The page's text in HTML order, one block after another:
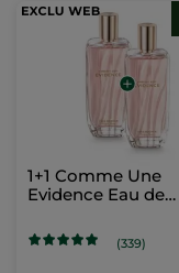
1+1 Comme Une
Evidence Eau de
(339)